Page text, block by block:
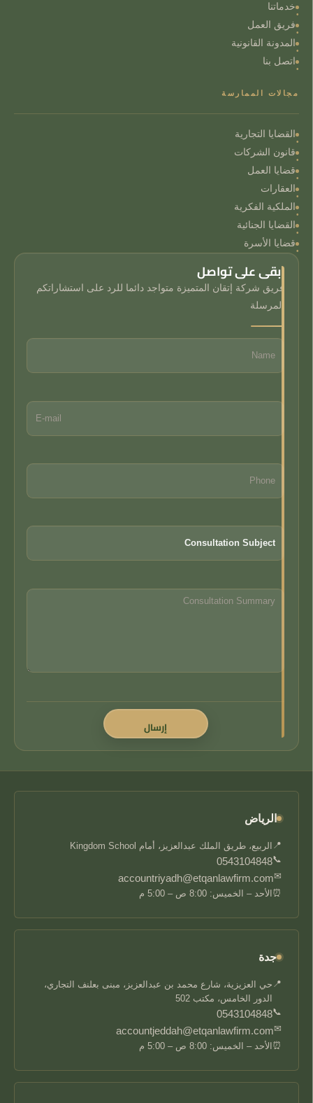
خدماتنا
فريق العمل
المدونة القانونية
اتصل بنا
مجالات الممارسة
القضايا التجارية
قانون الشركات
قضايا العمل
العقارات
الملكية الفكرية
القضايا الجنائية
قضايا الأسرة
ابقى على تواصل
فريق شركة إتقان المتميزة متواجد دائما للرد على استشاراتكم
المرسلة
الرياض
📍 الربيع، طريق الملك عبدالعزيز، أمام Kingdom School
📞
0543104848
✉
accountriyadh@etqanlawfirm.com
⏰ الأحد – الخميس: 8:00 ص – 5:00 م
جدة
📍 حي العزيزية، شارع محمد بن عبدالعزيز، مبنى بعلنف التجاري،
الدور الخامس، مكتب 502
📞
0543104848
✉
accountjeddah@etqanlawfirm.com
⏰ الأحد – الخميس: 8:00 ص – 5:00 م